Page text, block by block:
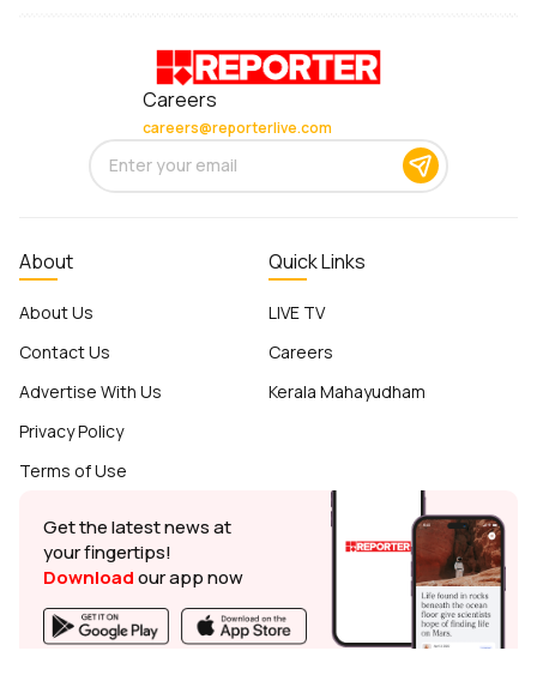
Careers
careers@reporterlive.com
About
About Us
Contact Us
Advertise With Us
Privacy Policy
Terms of Use
Quick Links
LIVE TV
Careers
Kerala Mahayudham
Get the latest news at
your fingertips!
Downloadour app now